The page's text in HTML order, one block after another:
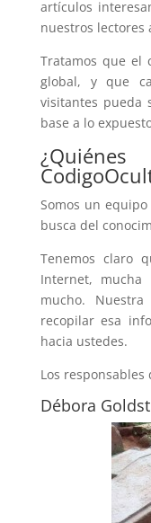
artículos
nuestros lectores
Tratamos que el
global, y que
visitantes pueda
base a lo
Somos un
busca del
Tenemos claro
Internet,
mucho.
recopilar esa
hacia ustedes.
Los responsables
Débora